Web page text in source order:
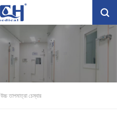
উচ্চ তাপমাত্রা চেম্বার